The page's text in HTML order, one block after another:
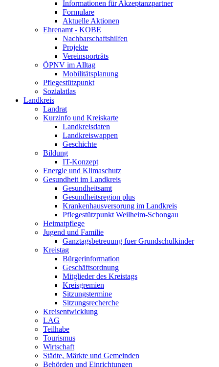
Informationen für Akzeptanzpartner
Formulare
Aktuelle Aktionen
Ehrenamt - KOBE
Nachbarschaftshilfen
Projekte
Vereinsporträts
ÖPNV im Alltag
Mobilitätsplanung
Pflegestützpunkt
Sozialatlas
Landkreis
Landrat
Kurzinfo und Kreiskarte
Landkreisdaten
Landkreiswappen
Geschichte
Bildung
IT-Konzept
Energie und Klimaschutz
Gesundheit im Landkreis
Gesundheitsamt
Gesundheitsregion plus
Krankenhausversorung im Landkreis
Pflegestützpunkt Weilheim-Schongau
Heimatpflege
Jugend und Familie
Ganztagsbetreuung fuer Grundschulkinder
Kreistag
Bürgerinformation
Geschäftsordnung
Mitglieder des Kreistags
Kreisgremien
Sitzungstermine
Sitzungsrecherche
Kreisentwicklung
LAG
Teilhabe
Tourismus
Wirtschaft
Städte, Märkte und Gemeinden
Behörden und Einrichtungen